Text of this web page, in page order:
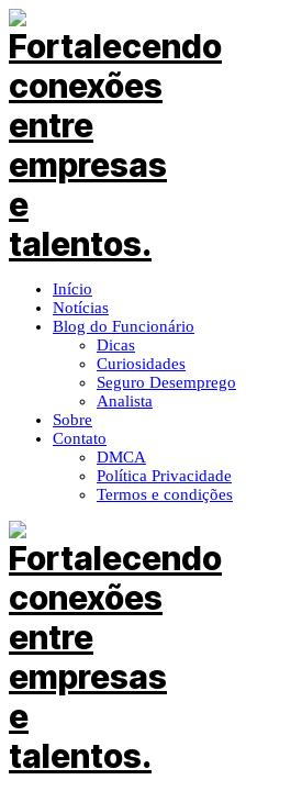
Início
Notícias
Blog do Funcionário
Dicas
Curiosidades
Seguro Desemprego
Analista
Sobre
Contato
DMCA
Política Privacidade
Termos e condições